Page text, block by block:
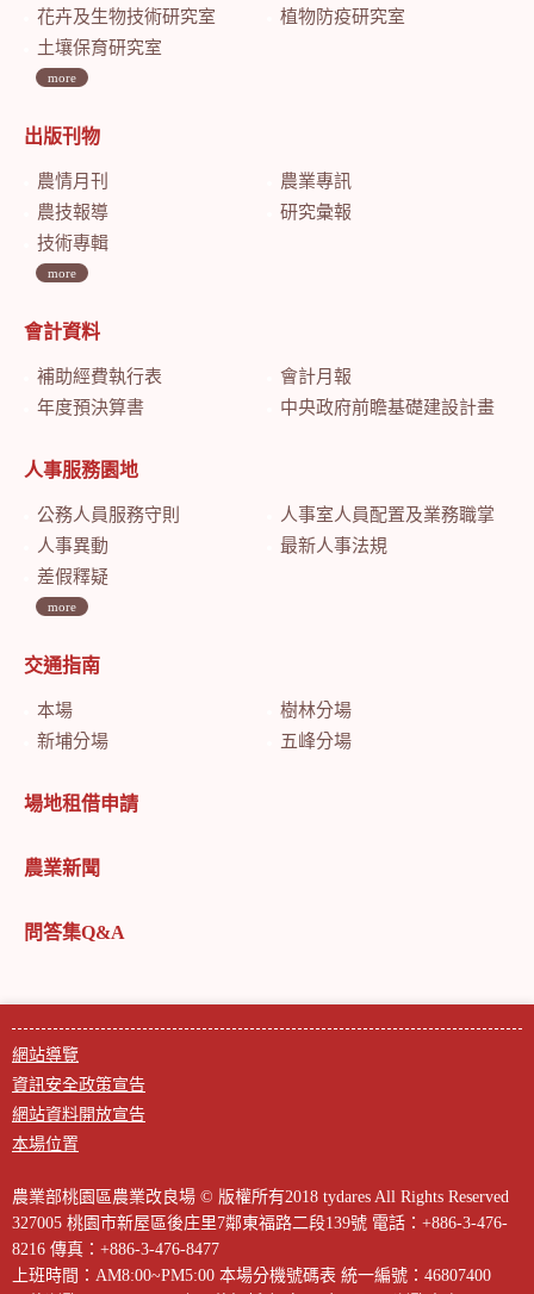
花卉及生物技術研究室
植物防疫研究室
土壤保育研究室
more
出版刊物
農情月刊
農業專訊
農技報導
研究彙報
技術專輯
more
會計資料
補助經費執行表
會計月報
年度預決算書
中央政府前瞻基礎建設計畫特別預算會計月報
人事服務園地
公務人員服務守則
人事室人員配置及業務職掌
人事異動
最新人事法規
差假釋疑
more
交通指南
本場
樹林分場
新埔分場
五峰分場
場地租借申請
農業新聞
問答集Q&A
網站導覽
資訊安全政策宣告
網站資料開放宣告
本場位置
農業部桃園區農業改良場 © 版權所有2018 tydares All Rights Reserved
327005 桃園市新屋區後庄里7鄰東福路二段139號 電話：+886-3-476-
8216 傳真：+886-3-476-8477
上班時間：AM8:00~PM5:00 本場分機號碼表 統一編號：46807400